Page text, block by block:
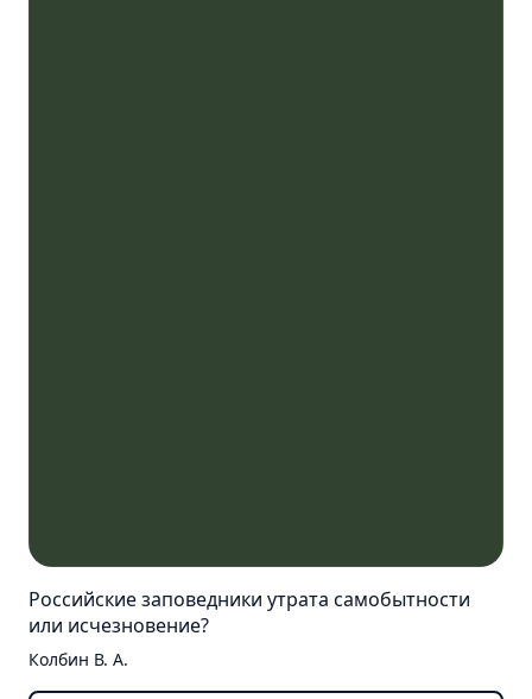
Российские заповедники утрата самобытности
или исчезновение?
Колбин В. А.